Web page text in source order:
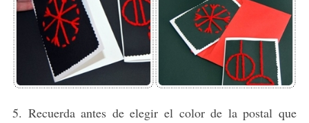
5. Recuerda antes de elegir el color de la postal que